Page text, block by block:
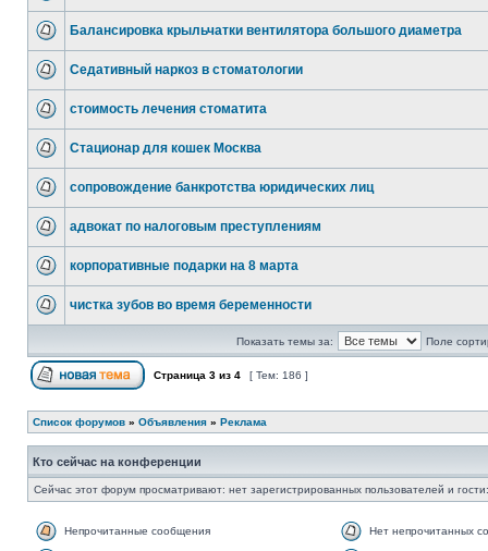
Балансировка крыльчатки вентилятора большого диаметра
Седативный наркоз в стоматологии
стоимость лечения стоматита
Стационар для кошек Москва
сопровождение банкротства юридических лиц
адвокат по налоговым преступлениям
корпоративные подарки на 8 марта
чистка зубов во время беременности
Показать темы за: Поле
Страница 3 из 4 [ Тем: 186 ]
Список форумов » Объявления » Реклама
Кто сейчас на конференции
Сейчас этот форум просматривают: нет зарегистрированных пользователей и
Непрочитанные сообщения Нет непрочитанных